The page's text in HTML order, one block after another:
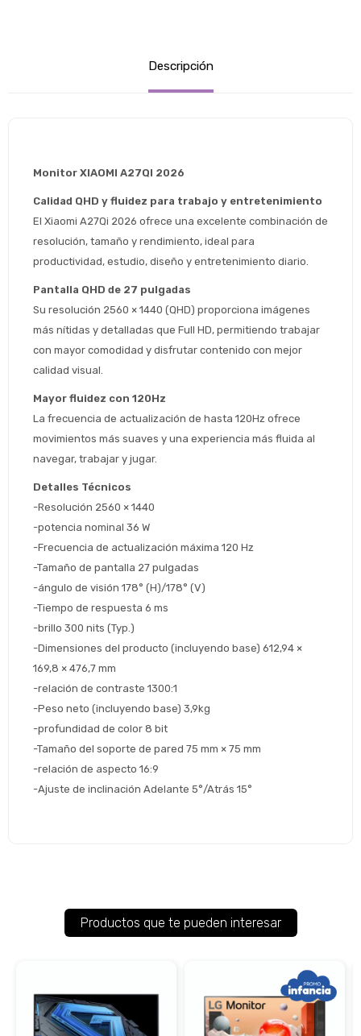
Descripción
Monitor XIAOMI A27QI 2026
Calidad QHD y fluidez para trabajo y entretenimiento
El Xiaomi A27Qi 2026 ofrece una excelente combinación de
resolución, tamaño y rendimiento, ideal para
productividad, estudio, diseño y entretenimiento diario.
Pantalla QHD de 27 pulgadas
Su resolución 2560 × 1440 (QHD) proporciona imágenes
más nítidas y detalladas que Full HD, permitiendo trabajar
con mayor comodidad y disfrutar contenido con mejor
calidad visual.
Mayor fluidez con 120Hz
La frecuencia de actualización de hasta 120Hz ofrece
movimientos más suaves y una experiencia más fluida al
navegar, trabajar y jugar.
Detalles Técnicos
-Resolución 2560 × 1440
-potencia nominal 36 W
-Frecuencia de actualización máxima 120 Hz
-Tamaño de pantalla 27 pulgadas
-ángulo de visión 178° (H)/178° (V)
-Tiempo de respuesta 6 ms
-brillo 300 nits (Typ.)
-Dimensiones del producto (incluyendo base) 612,94 ×
169,8 × 476,7 mm
-relación de contraste 1300:1
-Peso neto (incluyendo base) 3,9kg
-profundidad de color 8 bit
-Tamaño del soporte de pared 75 mm × 75 mm
-relación de aspecto 16:9
-Ajuste de inclinación Adelante 5°/Atrás 15°
Productos que te pueden interesar
Después, hasta en 12
cuotas y sin tocar tu
tarjeta de crédito
Cédula de identidad
Volver al inicio
Estás calificado para comprar usando Pago
Elegí tus productos preferidos
Seleccioná Pago Después como metodo
de pago
Ups!
Parece que no tenes oferta, lamentamos
el inconveniente, por cualquier duda
contactanos en
preguntas@pagodespues.com.uy
¡Algo salió mal!
Por favor intenta nuevamente mas tarde.